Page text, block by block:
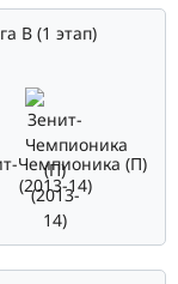
В (1 этап)
Чемпионика (П)
(2013-14)